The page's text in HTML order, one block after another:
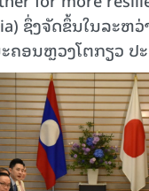
ຊຶ່ງຈັດຂຶ້ນ​ໃນລະຫວ່
ຄອນຫຼວງໂຕກຽວ ປ